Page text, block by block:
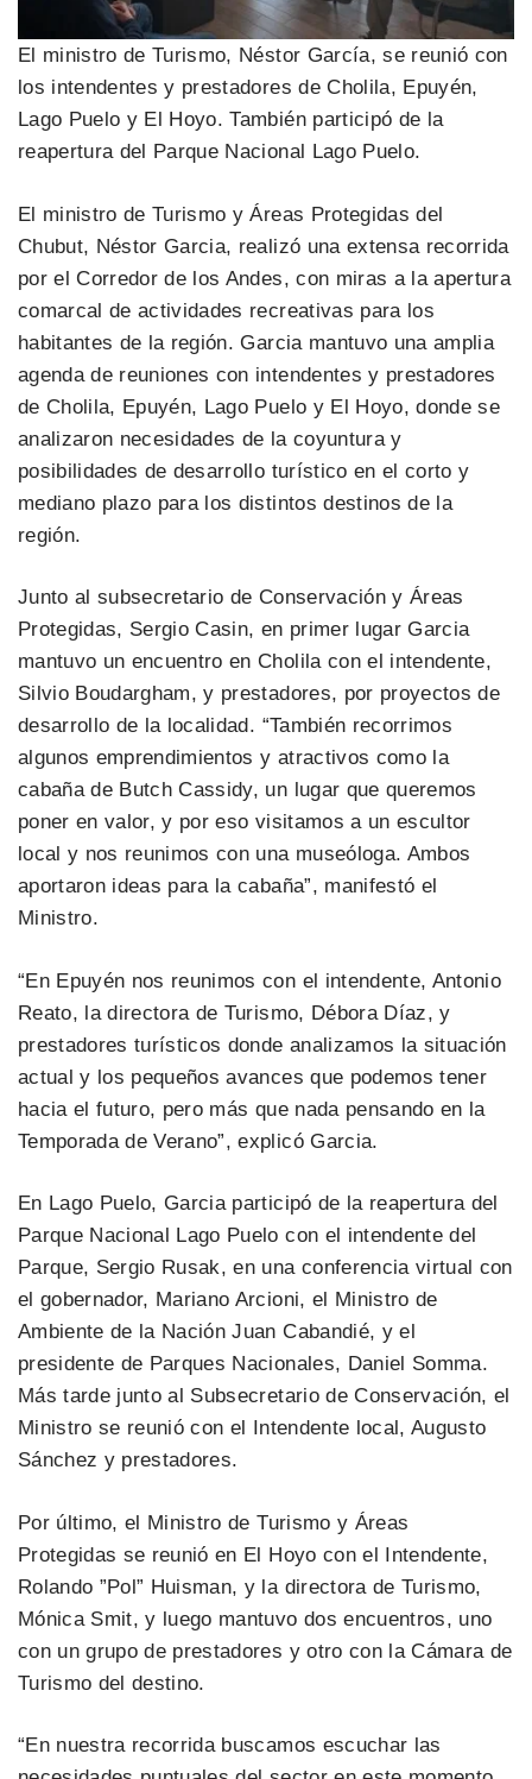
El ministro de Turismo, Néstor García, se reunió con
los intendentes y prestadores de Cholila, Epuyén,
Lago Puelo y El Hoyo. También participó de la
reapertura del Parque Nacional Lago Puelo.
El ministro de Turismo y Áreas Protegidas del
Chubut, Néstor Garcia, realizó una extensa recorrida
por el Corredor de los Andes, con miras a la apertura
comarcal de actividades recreativas para los
habitantes de la región. Garcia mantuvo una amplia
agenda de reuniones con intendentes y prestadores
de Cholila, Epuyén, Lago Puelo y El Hoyo, donde se
analizaron necesidades de la coyuntura y
posibilidades de desarrollo turístico en el corto y
mediano plazo para los distintos destinos de la
región.
Junto al subsecretario de Conservación y Áreas
Protegidas, Sergio Casin, en primer lugar Garcia
mantuvo un encuentro en Cholila con el intendente,
Silvio Boudargham, y prestadores, por proyectos de
desarrollo de la localidad. “También recorrimos
algunos emprendimientos y atractivos como la
cabaña de Butch Cassidy, un lugar que queremos
poner en valor, y por eso visitamos a un escultor
local y nos reunimos con una museóloga. Ambos
aportaron ideas para la cabaña”, manifestó el
Ministro.
“En Epuyén nos reunimos con el intendente, Antonio
Reato, la directora de Turismo, Débora Díaz, y
prestadores turísticos donde analizamos la situación
actual y los pequeños avances que podemos tener
hacia el futuro, pero más que nada pensando en la
Temporada de Verano”, explicó Garcia.
En Lago Puelo, Garcia participó de la reapertura del
Parque Nacional Lago Puelo con el intendente del
Parque, Sergio Rusak, en una conferencia virtual con
el gobernador, Mariano Arcioni, el Ministro de
Ambiente de la Nación Juan Cabandié, y el
presidente de Parques Nacionales, Daniel Somma.
Más tarde junto al Subsecretario de Conservación, el
Ministro se reunió con el Intendente local, Augusto
Sánchez y prestadores.
Por último, el Ministro de Turismo y Áreas
Protegidas se reunió en El Hoyo con el Intendente,
Rolando ”Pol” Huisman, y la directora de Turismo,
Mónica Smit, y luego mantuvo dos encuentros, uno
con un grupo de prestadores y otro con la Cámara de
Turismo del destino.
“En nuestra recorrida buscamos escuchar las